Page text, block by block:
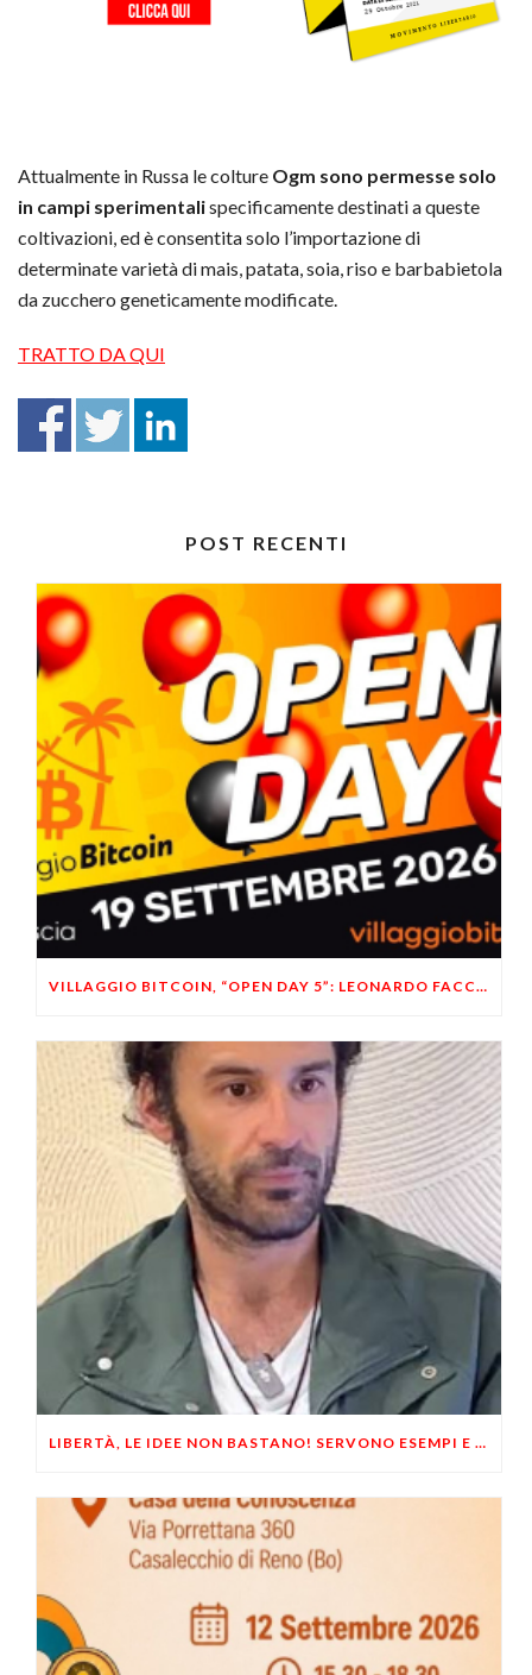
Attualmente in Russa le colture Ogm sono permesse solo
in campi sperimentalispecificamente destinati a queste
coltivazioni, ed è consentita solo l’importazione di
determinate varietà di mais, patata, soia, riso e barbabietola
da zucchero geneticamente modificate.
TRATTO DA QUI
POST RECENTI
VILLAGGIO BITCOIN, “OPEN DAY 5”: LEONARDO FACCO OSPITE A BRESCIA
LIBERTÀ, LE IDEE NON BASTANO! SERVONO ESEMPI E UN PO’ DI COERENZA